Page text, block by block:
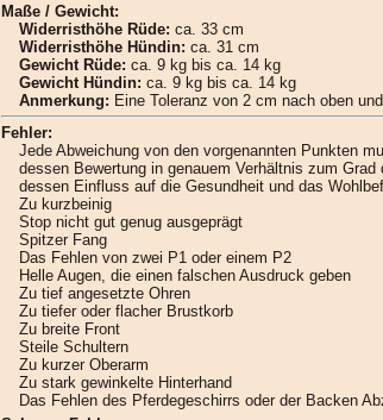
Maße / Gewicht:
Widerristhöhe Rüde: ca. 33 cm
Widerristhöhe Hündin: ca. 31 cm
Gewicht Rüde: ca. 9 kg bis ca. 14 kg
Gewicht Hündin: ca. 9 kg bis ca. 14 kg
Anmerkung: Eine Toleranz von 2 cm nach oben
Fehler:
Jede Abweichung von den vorgenannten Punkten
dessen Bewertung in genauem Verhältnis zum
dessen Einfluss auf die Gesundheit und das
Zu kurzbeinig
Stop nicht gut genug ausgeprägt
Spitzer Fang
Das Fehlen von zwei P1 oder einem P2
Helle Augen, die einen falschen Ausdruck geben
Zu tief angesetzte Ohren
Zu tiefer oder flacher Brustkorb
Zu breite Front
Steile Schultern
Zu kurzer Oberarm
Zu stark gewinkelte Hinterhand
Das Fehlen des Pferdegeschirrs oder der Backen